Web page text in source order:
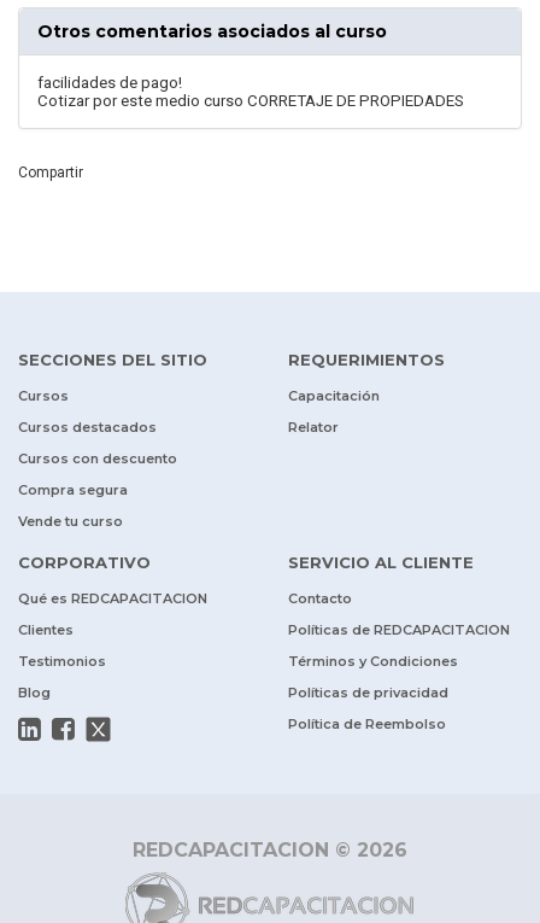
Otros comentarios asociados al curso
facilidades de pago!
Cotizar por este medio curso CORRETAJE DE PROPIEDADES
Compartir
SECCIONES DEL SITIO
Cursos
Cursos destacados
Cursos con descuento
Compra segura
Vende tu curso
REQUERIMIENTOS
Capacitación
Relator
CORPORATIVO
Qué es REDCAPACITACION
Clientes
Testimonios
Blog
SERVICIO AL CLIENTE
Contacto
Políticas de REDCAPACITACION
Términos y Condiciones
Políticas de privacidad
Política de Reembolso
REDCAPACITACION © 2026